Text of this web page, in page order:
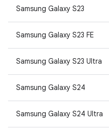
Samsung Galaxy S23
Samsung Galaxy S23 FE
Samsung Galaxy S23 Ultra
Samsung Galaxy S24
Samsung Galaxy S24 Ultra